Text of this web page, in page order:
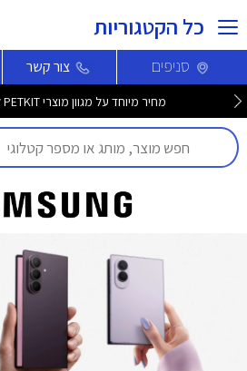
כל הקטגוריות
סניפים צור קשר
מחיר מיוחד על מגוון מוצרי PETKIT לחברי מועדון >>